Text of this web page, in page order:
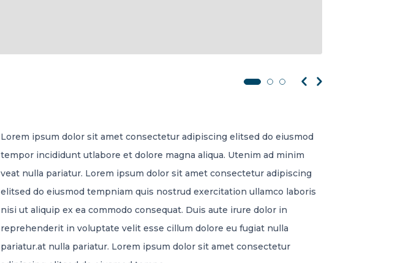
Lorem ipsum dolor sit amet consectetur adipiscing elitsed do eiusmod
tempor incididunt utlabore et dolore magna aliqua. Utenim ad minim
veat nulla pariatur. Lorem ipsum dolor sit amet consectetur adipiscing
elitsed do eiusmod tempniam quis nostrud exercitation ullamco laboris
nisi ut aliquip ex ea commodo consequat. Duis aute irure dolor in
reprehenderit in voluptate velit esse cillum dolore eu fugiat nulla
pariatur.at nulla pariatur. Lorem ipsum dolor sit amet consectetur